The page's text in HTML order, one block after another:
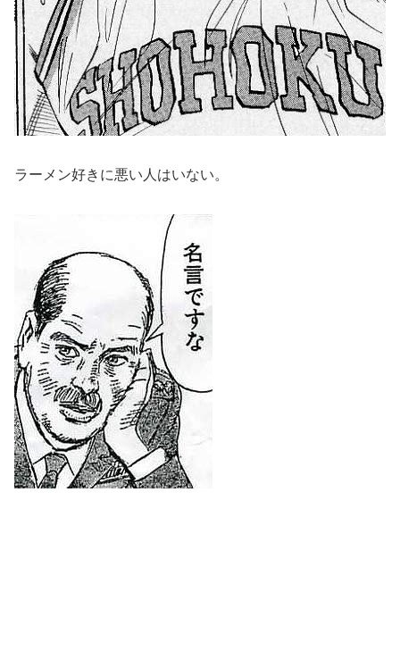
ラーメン好きに悪い人はいない。